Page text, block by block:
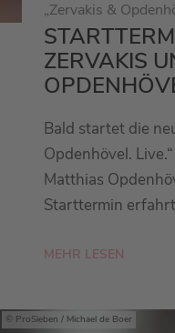
„Zervakis &
ZERVAKIS
Bald startet die
Opdenhövel.
Matthias
Starttermin
MEHR LESEN
ProSieben / Michael de Boer